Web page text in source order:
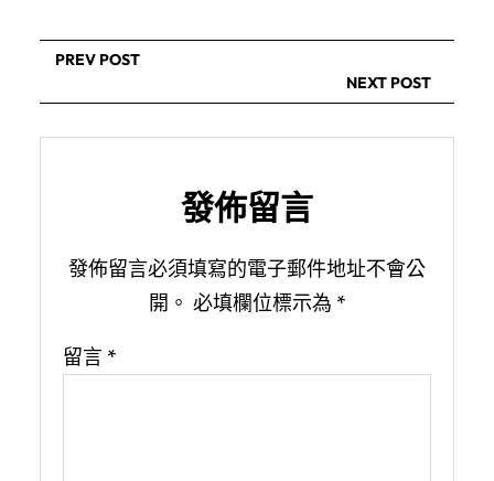
PREV POST
NEXT POST
發佈留言
發佈留言必須填寫的電子郵件地址不會公
開。 必填欄位標示為 *
留言 *